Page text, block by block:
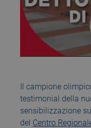
Il campione
testimonial della
sensibilizzazione
del Centro